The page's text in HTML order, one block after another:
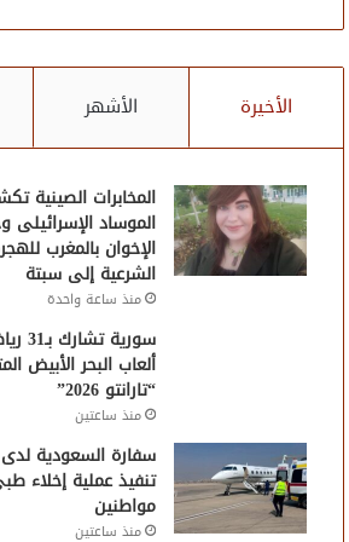
الأخيرة الأشهر
المخابرات الصينية
الموساد الإسرائيلى
الإخوان بالمغرب
الشرعية إلى سبتة
منذ ساعة واحدة
سورية
ألعاب البحر الأبيض
“تارانتو 2026”
منذ ساعتين
سفارة السعودية
مواطنين
منذ ساعتين